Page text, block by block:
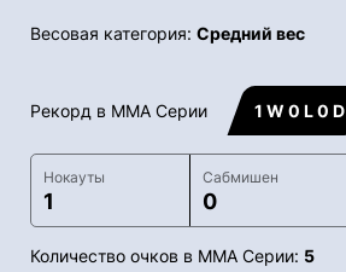
Весовая категория: Средний вес
Рекорд в ММА Серии 1 W 0 L 0 D
Нокауты
1
Сабмишен
0
Количество очков в ММА Серии: 5